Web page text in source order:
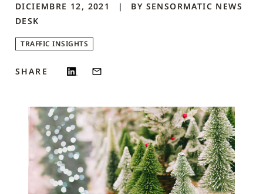
DICIEMBRE 12, 2021 BY SENSORMATIC NEWS
DESK
TRAFFIC INSIGHTS
SHARE